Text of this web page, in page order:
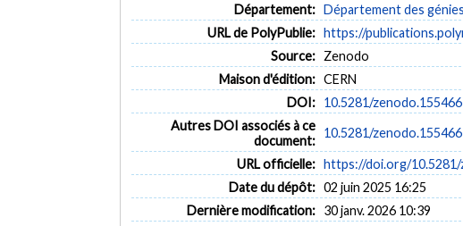
Département: Département des
URL de PolyPublie: https://
Source: Zenodo
Maison d'édition: CERN
DOI: 10.5281/
Autres DOI associés à ce
document:
10.5281/
URL officielle: https://doi.org/
Date du dépôt: 02 juin 2025 16:25
Dernière modification: 30 janv. 2026 10:39